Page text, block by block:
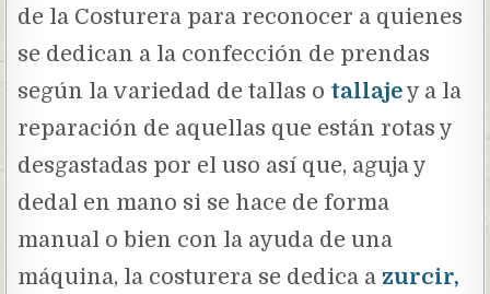
de la Costurera para reconocer a quienes
se dedican a la confección de prendas
según la variedad de tallas o tallajey a la
reparación de aquellas que están rotas y
desgastadas por el uso así que, aguja y
dedal en mano si se hace de forma
manual o bien con la ayuda de una
máquina, la costurera se dedica a zurcir,